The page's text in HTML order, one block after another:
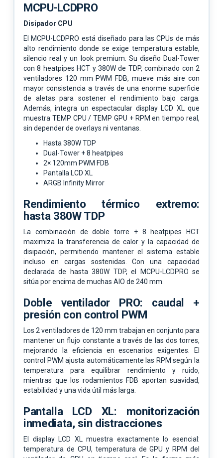
MCPU-LCDPRO
Disipador CPU
El MCPU-LCDPRO está diseñado para las CPUs de más
alto rendimiento donde se exige temperatura estable,
silencio real y un look premium. Su diseño Dual-Tower
con 8 heatpipes HCT y 380W de TDP, combinado con 2
ventiladores 120 mm PWM FDB, mueve más aire con
mayor consistencia a través de una enorme superficie
de aletas para sostener el rendimiento bajo carga.
Además, integra un espectacular display LCD XL que
muestra TEMP CPU / TEMP GPU + RPM en tiempo real,
sin depender de overlays ni ventanas.
Hasta 380W TDP
Dual-Tower + 8 heatpipes
2× 120mm PWM FDB
Pantalla LCD XL
ARGB Infinity Mirror
Rendimiento térmico extremo:
hasta 380W TDP
La combinación de doble torre + 8 heatpipes HCT
maximiza la transferencia de calor y la capacidad de
disipación, permitiendo mantener el sistema estable
incluso en cargas sostenidas. Con una capacidad
declarada de hasta 380W TDP, el MCPU-LCDPRO se
sitúa por encima de muchas AIO de 240 mm.
Doble ventilador PRO: caudal +
presión con control PWM
Los 2 ventiladores de 120 mm trabajan en conjunto para
mantener un flujo constante a través de las dos torres,
mejorando la eficiencia en escenarios exigentes. El
control PWM ajusta automáticamente las RPM según la
temperatura para equilibrar rendimiento y ruido,
mientras que los rodamientos FDB aportan suavidad,
estabilidad y una vida útil más larga.
Pantalla LCD XL: monitorización
inmediata, sin distracciones
El display LCD XL muestra exactamente lo esencial:
temperatura de CPU, temperatura de GPU y RPM del